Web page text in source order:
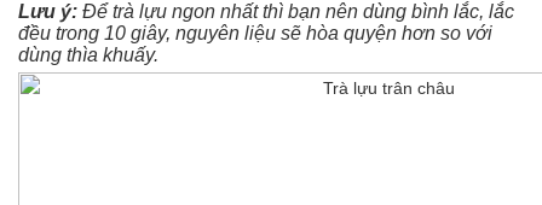
Lưu ý: Để trà lựu ngon nhất thì bạn nên dùng bình lắc, lắc
đều trong 10 giây, nguyên liệu sẽ hòa quyện hơn so với
dùng thìa khuấy.